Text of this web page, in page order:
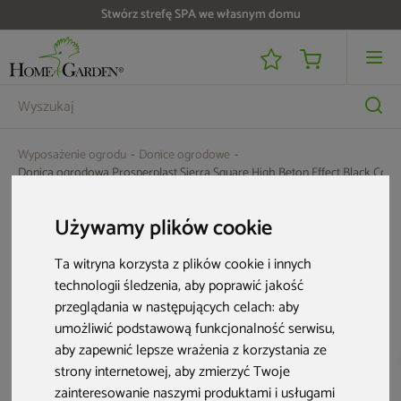
Używamy plików cookie
Ta witryna korzysta z plików cookie i innych
technologii śledzenia, aby poprawić jakość
przeglądania w następujących celach:aby
umożliwić podstawową funkcjonalność serwisu,
aby zapewnić lepsze wrażenia z korzystania ze
strony internetowej,aby zmierzyć Twoje
zainteresowanie naszymi produktami i usługami
Stwórz strefę SPA we własnym domu
Wyposażenie ogrodu
Donice ogrodowe
Donica ogrodowa Prosperplast Sierra Square High Beton Effect Black
Aktualne oferty
Bestseller